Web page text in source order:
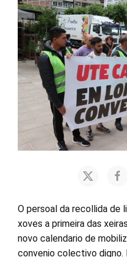
O persoal da recollida de
xoves a primeira das
novo calendario de
convenio colectivo digno.